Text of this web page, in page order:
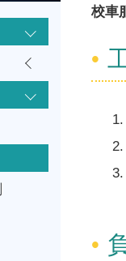
校車